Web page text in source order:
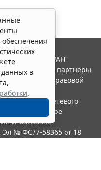
данных в
.
Система ГАРАНТ
"Гарант" и ее партнеры
ассоциации правовой
в качестве сетевого
надзору в сфере
и массовых
Эл № ФС77-58365 от 18